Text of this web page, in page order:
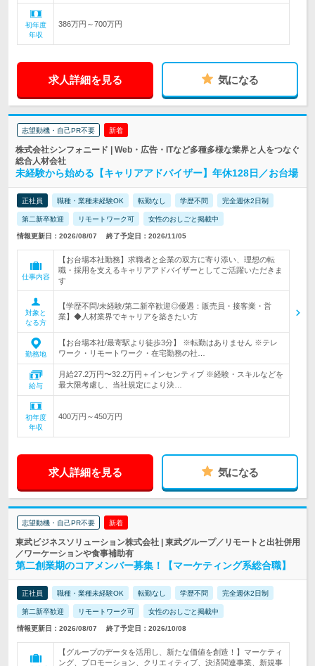
初年度
年収
386万円～700万円
求人詳細を見る 気になる
志望動機・自己PR不要 新着
株式会社シンフォニード | Web・広告・ITなど多種多様な業界と人をつなぐ
総合人材会社
未経験から始める【キャリアアドバイザー】年休128日／お台場
正社員 職種・業種未経験OK 転勤なし 学歴不問 完全週休2日制
第二新卒歓迎 リモートワーク可 女性のおしごと掲載中
情報更新日：2026/08/07 終了予定日：2026/11/05
仕事内容
【お台場本社勤務】求職者と企業の双方に寄り添い、理想の転
職・採用を支えるキャリアアドバイザーとしてご活躍いただきま
す
対象と
なる方
【学歴不問/未経験/第二新卒歓迎◎優遇：販売員・接客業・営
業】◆人材業界でキャリアを築きたい方
勤務地
【お台場本社/最寄駅より徒歩3分】 ※転勤はありません ※テレ
ワーク・リモートワーク・在宅勤務の社…
給与
月給27.2万円〜32.2万円＋インセンティブ ※経験・スキルなどを
最大限考慮し、当社規定により決…
初年度
年収
400万円～450万円
求人詳細を見る 気になる
志望動機・自己PR不要 新着
東武ビジネスソリューション株式会社 | 東武グループ／リモートと出社併用
／ワーケーションや食事補助有
第二創業期のコアメンバー募集！【マーケティング系総合職】
正社員 職種・業種未経験OK 転勤なし 学歴不問 完全週休2日制
第二新卒歓迎 リモートワーク可 女性のおしごと掲載中
情報更新日：2026/08/07 終了予定日：2026/10/08
【グループのデータを活用し、新たな価値を創造！】マーケティ
ング、プロモーション、クリエィティブ、決済関連事業、新規事